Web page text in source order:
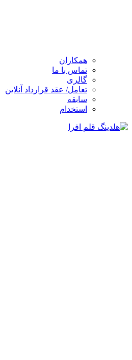
همکاران
تماس با ما
گالری
تعامل/ عقد قرارداد آنلاین
سابقه
استخدام